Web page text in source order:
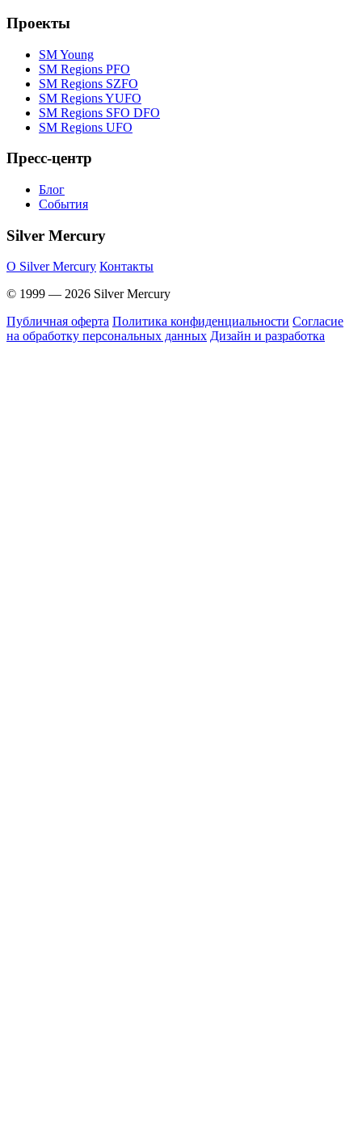
Проекты
SM Young
SM Regions PFO
SM Regions SZFO
SM Regions YUFO
SM Regions SFO DFO
SM Regions UFO
Пресс-центр
Блог
События
Silver Mercury
O Silver Mercury Контакты
© 1999 — 2026 Silver Mercury
Публичная оферта Политика конфиденциальности Согласие
на обработку персональных данных Дизайн и разработка